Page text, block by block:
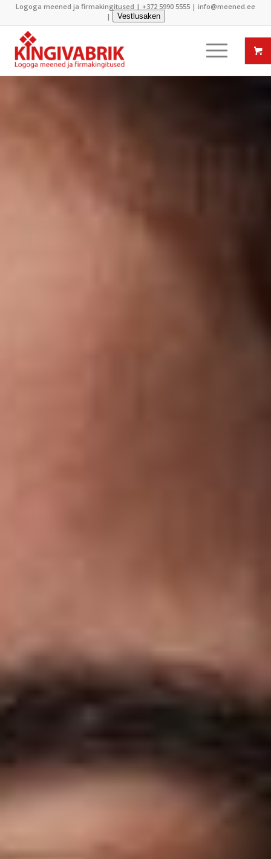
Logoga meened ja firmakingitused | +372 5990 5555 | info@meened.ee
|
Vestlusaken